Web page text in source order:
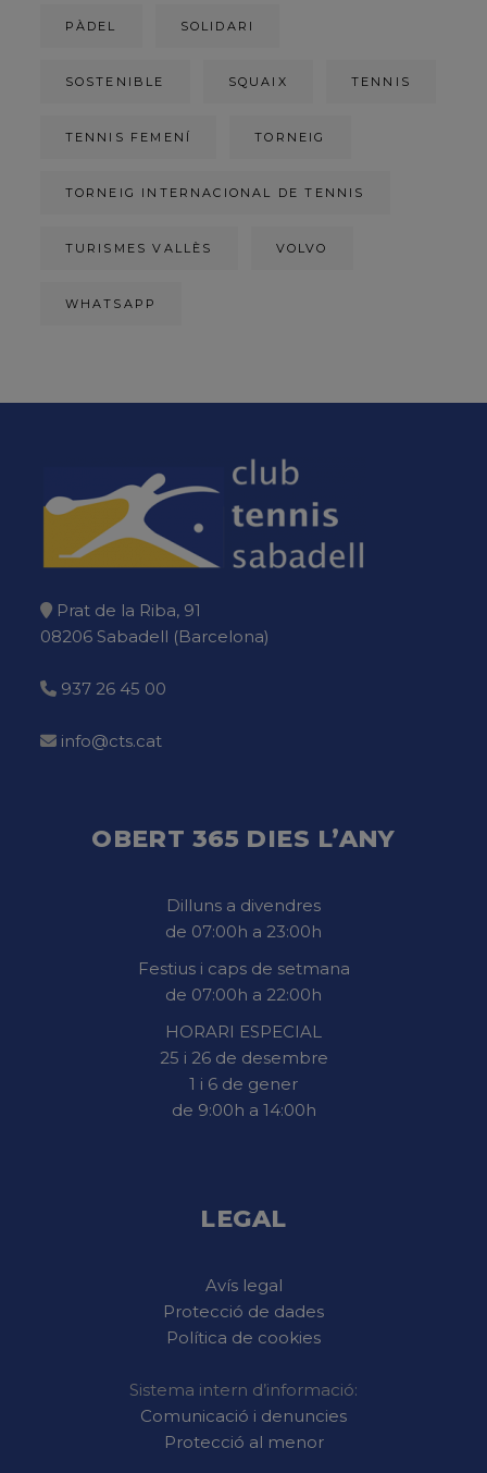
PÀDEL SOLIDARI
SOSTENIBLE SQUAIX TENNIS
TENNIS FEMENÍ TORNEIG
TORNEIG INTERNACIONAL DE TENNIS
TURISMES VALLÈS VOLVO
WHATSAPP
Prat de la Riba, 91
08206 Sabadell (Barcelona)
937 26 45 00
info@cts.cat
OBERT 365 DIES L’ANY
Dilluns a divendres
de 07:00h a 23:00h
Festius i caps de setmana
de 07:00h a 22:00h
HORARI ESPECIAL
25 i 26 de desembre
1 i 6 de gener
de 9:00h a 14:00h
LEGAL
Avís legal
Protecció de dades
Política de cookies
Sistema intern d’informació:
Comunicació i denuncies
Protecció al menor